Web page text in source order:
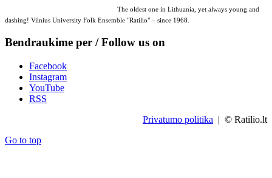
The oldest one in Lithuania, yet always young and
dashing! Vilnius University Folk Ensemble "Ratilio" – since 1968.
Bendraukime per / Follow us on
Facebook
Instagram
YouTube
RSS
Privatumo politika | © Ratilio.lt
Go to top